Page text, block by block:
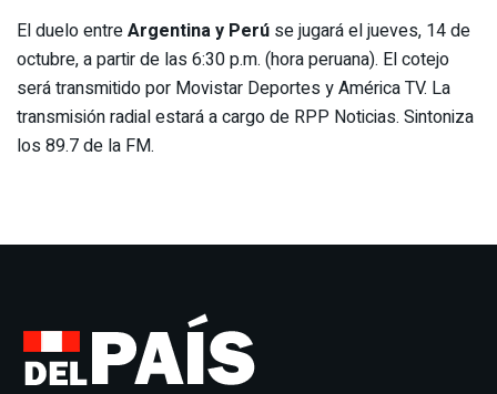
El duelo entreArgentina y Perú se jugará el jueves, 14 de
octubre, a partir de las 6:30 p.m. (hora peruana). El cotejo
será transmitido por Movistar Deportes y América TV. La
transmisión radial estará a cargo de RPP Noticias. Sintoniza
los 89.7 de la FM.